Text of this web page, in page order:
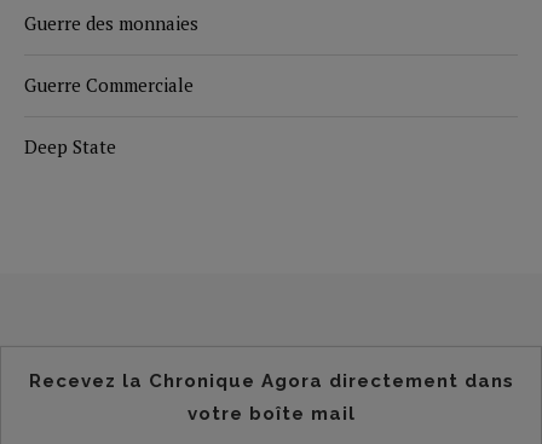
Guerre des monnaies
Guerre Commerciale
Deep State
Recevez la Chronique Agora directement dans
votre boîte mail